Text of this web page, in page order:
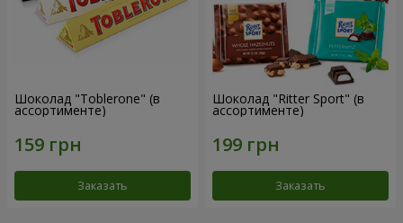
Шоколад "Toblerone" (в
ассортименте)
Заказать
Шоколад "Ritter Sport" (в
ассортименте)
Заказать